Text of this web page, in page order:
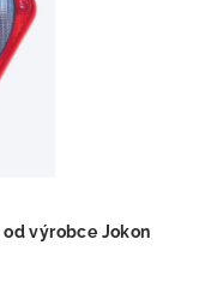
od výrobce Jokon